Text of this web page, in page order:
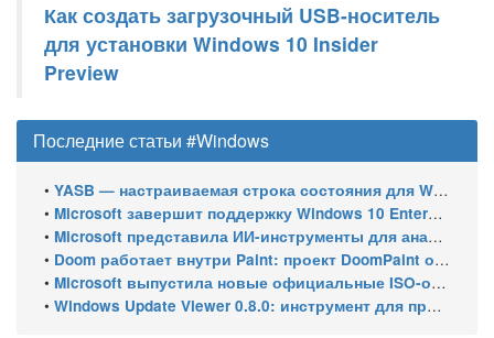
Как создать загрузочный USB-носитель
для установки Windows 10 Insider
Preview
Последние статьи #Windows
• YASB — настраиваемая строка состояния для Windows с виджетами и поддержкой нескольких мониторов
• Microsoft завершит поддержку Windows 10 Enterprise LTSC 2021 в январе 2027 года. ESU продлят обновления до января 2030 года
• Microsoft представила ИИ-инструменты для анализа производительности Windows: ETW MCP и WPA MCP
• Doom работает внутри Paint: проект DoomPaint от технического директора Microsoft Azure
• Microsoft выпустила новые официальные ISO-образы Windows 11 для инсайдеров
• Windows Update Viewer 0.8.0: инструмент для просмотра истории обновлений Windows 11 и Windows 10 получил улучшения